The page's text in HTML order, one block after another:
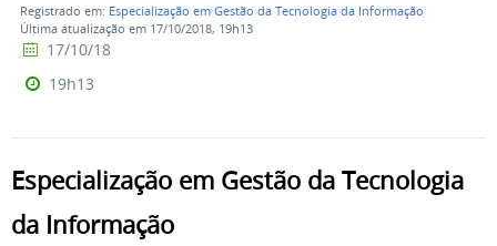
Registrado em: Especialização em Gestão da Tecnologia da Informação
Última atualização em 17/10/2018, 19h13
17/10/18
19h13
Especialização em Gestão da Tecnologia
da Informação